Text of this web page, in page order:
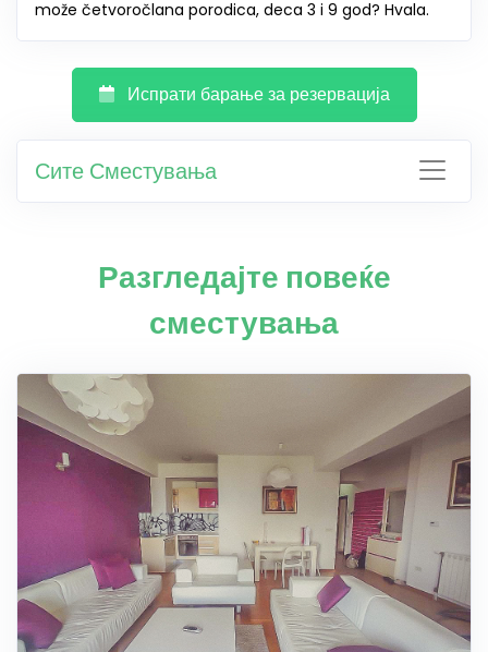
može četvoročlana porodica, deca 3 i 9 god? Hvala.
Испрати барање за резервација
Сите Сместувања
Разгледајте повеќе
сместувања